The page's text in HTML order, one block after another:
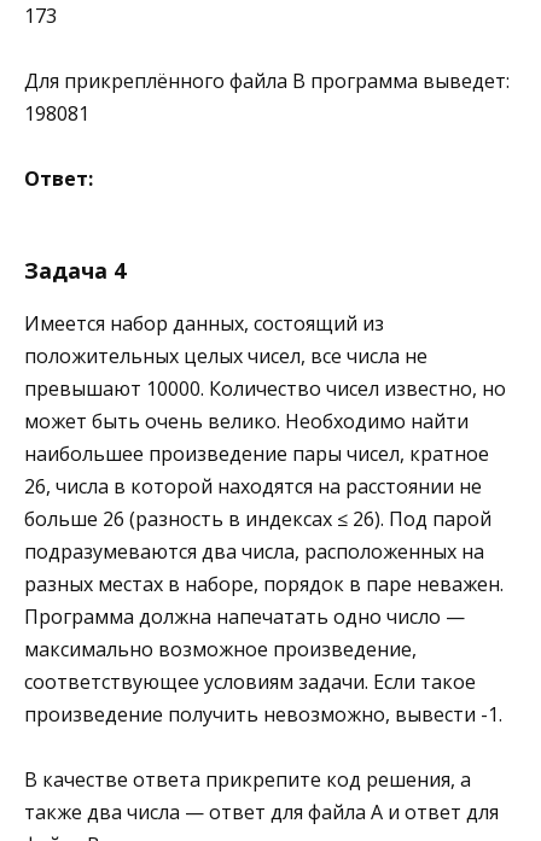
173
Для прикреплённого файла B программа выведет:
198081
Ответ:
Задача 4
Имеется набор данных, состоящий из
положительных целых чисел, все числа не
превышают 10000. Количество чисел известно, но
может быть очень велико. Необходимо найти
наибольшее произведение пары чисел, кратное
26, числа в которой находятся на расстоянии не
больше 26 (разность в индексах ≤ 26). Под парой
подразумеваются два числа, расположенных на
разных местах в наборе, порядок в паре неважен.
Программа должна напечатать одно число —
максимально возможное произведение,
соответствующее условиям задачи. Если такое
произведение получить невозможно, вывести -1.
В качестве ответа прикрепите код решения, а
также два числа — ответ для файла А и ответ для